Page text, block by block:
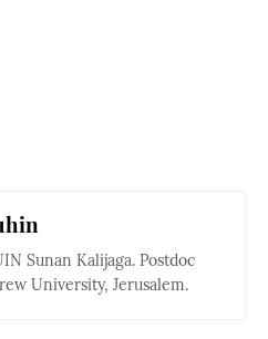
Sunan Kalijaga. Postdoc
University, Jerusalem.